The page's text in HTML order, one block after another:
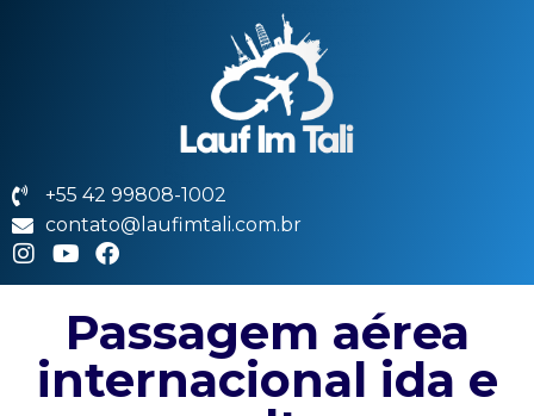
+55 42 99808-1002
contato@laufimtali.com.br
Passagem aérea
internacional ida e